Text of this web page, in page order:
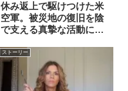
休み返上で駆けつけた米
空軍。被災地の復旧を陰
で支える真摯な活動に頭
ストーリー